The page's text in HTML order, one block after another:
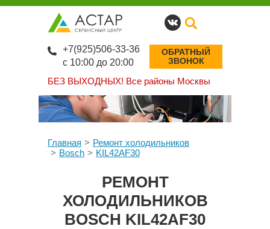
БЕЗ ВЫХОДНЫХ! Все районы Москвы
+7(925)506-33-36
с 10:00 до 20:00
ОБРАТНЫЙ
ЗВОНОК
Главная
Ремонт холодильников
Bosch
KIL42AF30
РЕМОНТ
ХОЛОДИЛЬНИКОВ
BOSCH KIL42AF30